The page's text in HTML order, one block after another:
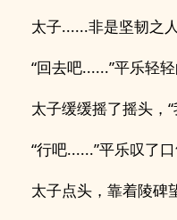
太子......非是坚韧之人
“回去吧......”平乐轻
太子缓缓摇了摇头，
“行吧......”平乐叹了
太子点头，靠着陵碑